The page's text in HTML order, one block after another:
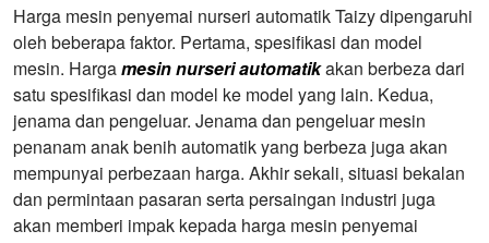
Harga mesin penyemai nurseri automatik Taizy dipengaruhi
oleh beberapa faktor. Pertama, spesifikasi dan model
mesin. Hargamesin nurseri automatikakan berbeza dari
satu spesifikasi dan model ke model yang lain. Kedua,
jenama dan pengeluar. Jenama dan pengeluar mesin
penanam anak benih automatik yang berbeza juga akan
mempunyai perbezaan harga. Akhir sekali, situasi bekalan
dan permintaan pasaran serta persaingan industri juga
akan memberi impak kepada harga mesin penyemai